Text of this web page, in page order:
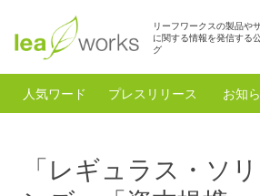
リーフワークスの製品や
に関する情報を発信する
グ
人気ワード プレスリリース お知
「レギュラス・ソ